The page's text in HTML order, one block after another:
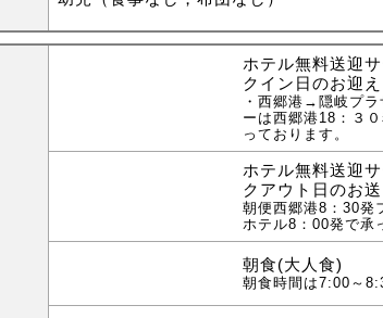
ホテル無料送迎
クイン日のお迎え
・西郷港→隠岐プ
ーは西郷港18：３
っております。
ホテル無料送迎
クアウト日のお送
朝便西郷港8：30発
ホテル8：00発で承
朝食(大人食)
朝食時間は7:00～